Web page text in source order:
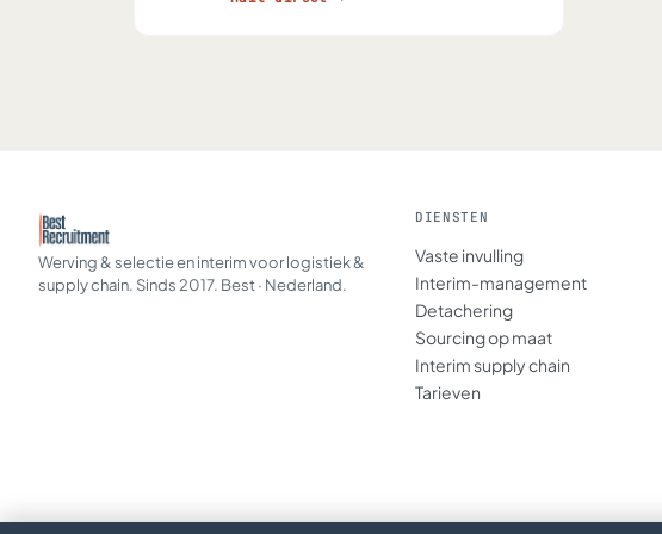
Werving & selectie en interim voor logistiek &
supply chain. Sinds 2017. Best · Nederland.
DIENSTEN
Vaste invulling
Interim-management
Detachering
Sourcing op maat
Interim supply chain
Tarieven